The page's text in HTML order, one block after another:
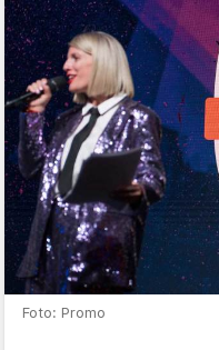
Foto: Promo